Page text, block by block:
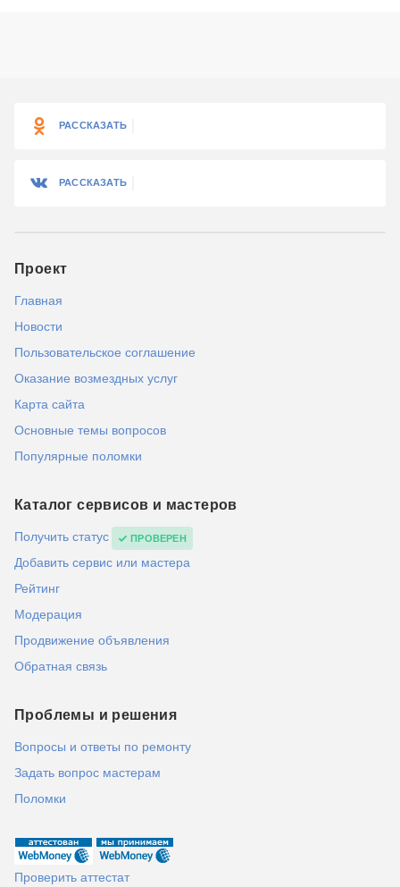
РАССКАЗАТЬ
РАССКАЗАТЬ
Проект
Главная
Новости
Пользовательское соглашение
Оказание возмездных услуг
Карта сайта
Основные темы вопросов
Популярные поломки
Каталог сервисов и мастеров
Получить статус ПРОВЕРЕН
Добавить сервис или мастера
Рейтинг
Модерация
Продвижение объявления
Обратная связь
Проблемы и решения
Вопросы и ответы по ремонту
Задать вопрос мастерам
Поломки
Проверить аттестат